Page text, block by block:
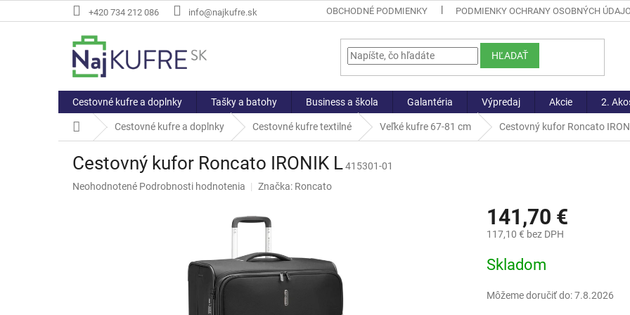
na
+420 734 212 086 info@najkufre.sk OBCHODNÉ PODMIENKY PODMIENKY OCHRANY OSOBNÝCH
HĽADAŤ
Cestovné kufre a doplnky Tašky a batohy Business a škola Galantéria Výpredaj Akcie 2.
DomovCestovné kufre a doplnky Cestovné kufre textilné Veľké kufre 67-81 cm Cestovný kufor Roncato
Cestovný kufor Roncato IRONIK L415301-01
Priemerné
Neohodnotené Podrobnosti hodnotenia Značka: Roncato
141,70 €
117,10 € bez DPH
cena:
Skladom
Môžeme doručiť do:7.8.2026